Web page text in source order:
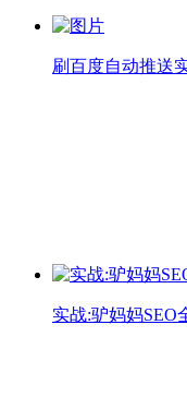
刷百度自动推送
实战:驴妈妈SEO